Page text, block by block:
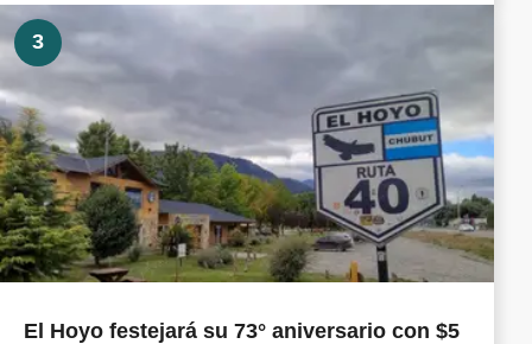
3
El Hoyo festejará su 73° aniversario con $5